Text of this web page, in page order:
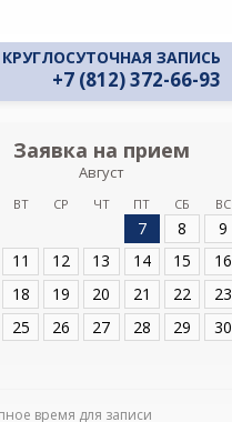
КРУГЛОСУТОЧНАЯ ЗАПИСЬ
+7 (812) 372-66-93
Заявка на прием
Август
ВТ СР ЧТ ПТ СБ ВС
7 8
9
11 12 13 14 15
16
18 19 20 21 22
23
25 26 27 28 29 30
время для записи